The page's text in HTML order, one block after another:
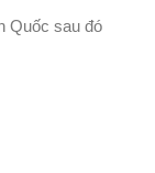
Quốc sau đó